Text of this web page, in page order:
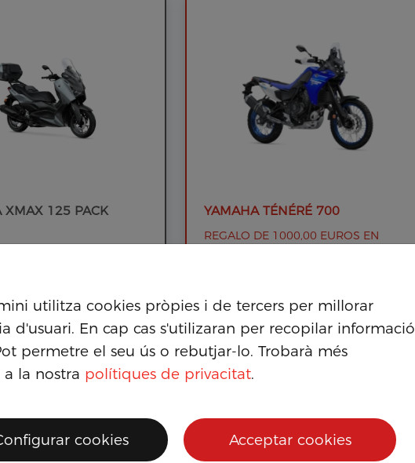
XMAX 125 PACK
YAMAHA TÉNÉRÉ 700
REGALO DE 1000,00 EUROS EN
utilitza cookies pròpies i de tercers per millorar
d'usuari. En cap cas s'utilizaran per recopilar informació
permetre el seu ús o rebutjar-lo. Trobarà més
la nostra polítiques de privacitat.
cookies Acceptar cookies